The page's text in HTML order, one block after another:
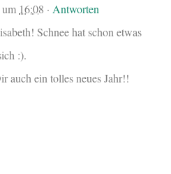
um 16:08 · Antworten
Schnee hat schon etwas
:).
auch ein tolles neues Jahr!!